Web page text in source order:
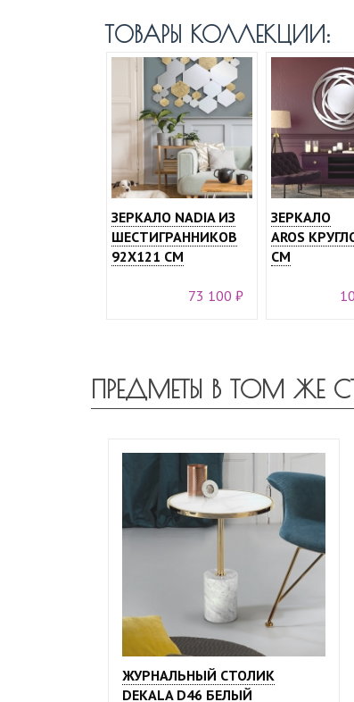
ТОВАРЫ КОЛЛЕКЦИИ:
ЗЕРКАЛО NADIA ИЗ
ШЕСТИГРАННИКОВ
92X121 СМ
73 100 ₽
ЗЕРКАЛО
AROS
СМ
ПРЕДМЕТЫ В ТОМ ЖЕ
ЖУРНАЛЬНЫЙ СТОЛИК
DEKALA D46 БЕЛЫЙ